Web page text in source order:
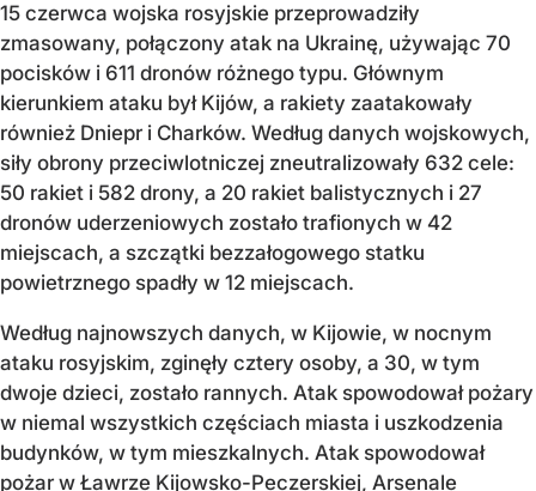
15 czerwca wojska rosyjskie przeprowadziły
zmasowany, połączony atak na Ukrainę, używając 70
pocisków i 611 dronów różnego typu. Głównym
kierunkiem ataku był Kijów, a rakiety zaatakowały
również Dniepr i Charków. Według danych wojskowych,
siły obrony przeciwlotniczej zneutralizowały 632 cele:
50 rakiet i 582 drony, a 20 rakiet balistycznych i 27
dronów uderzeniowych zostało trafionych w 42
miejscach, a szczątki bezzałogowego statku
powietrznego spadły w 12 miejscach.
Według najnowszych danych, w Kijowie, w nocnym
ataku rosyjskim, zginęły cztery osoby, a 30, w tym
dwoje dzieci, zostało rannych. Atak spowodował pożary
w niemal wszystkich częściach miasta i uszkodzenia
budynków, w tym mieszkalnych. Atak spowodował
pożar w Ławrze Kijowsko-Peczerskiej, Arsenale